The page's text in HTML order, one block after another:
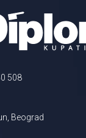
508
Beograd